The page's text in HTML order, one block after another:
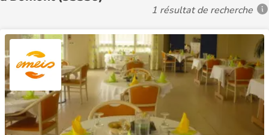
1 résultat de recherche